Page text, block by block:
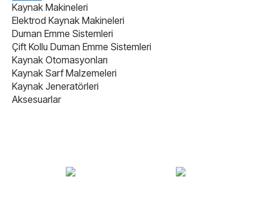
Kaynak Makineleri
Elektrod Kaynak Makineleri
Duman Emme Sistemleri
Çift Kollu Duman Emme Sistemleri
Kaynak Otomasyonları
Kaynak Sarf Malzemeleri
Kaynak Jeneratörleri
Aksesuarlar